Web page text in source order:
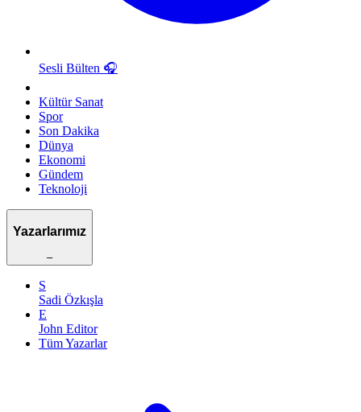
Sesli Bülten 🎧
Kültür Sanat
Spor
Son Dakika
Dünya
Ekonomi
Gündem
Teknoloji
Yazarlarımız
–
S
Sadi Özkışla
E
John Editor
Tüm Yazarlar